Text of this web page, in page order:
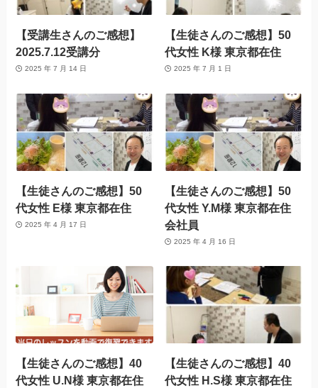
【受講生さんのご感想】
2025.7.12受講分
2025 年 7 月 14 日
【生徒さんのご感想】50
代女性 K様 東京都在住
2025 年 7 月 1 日
【生徒さんのご感想】50
代女性 E様 東京都在住
2025 年 4 月 17 日
【生徒さんのご感想】50
代女性 Y.M様 東京都在住
会社員
2025 年 4 月 16 日
【生徒さんのご感想】40
代女性 U.N様 東京都在住
【生徒さんのご感想】40
代女性 H.S様 東京都在住